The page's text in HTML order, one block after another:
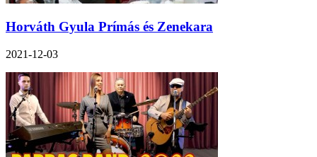
Horváth Gyula Prímás és Zenekara
2021-12-03